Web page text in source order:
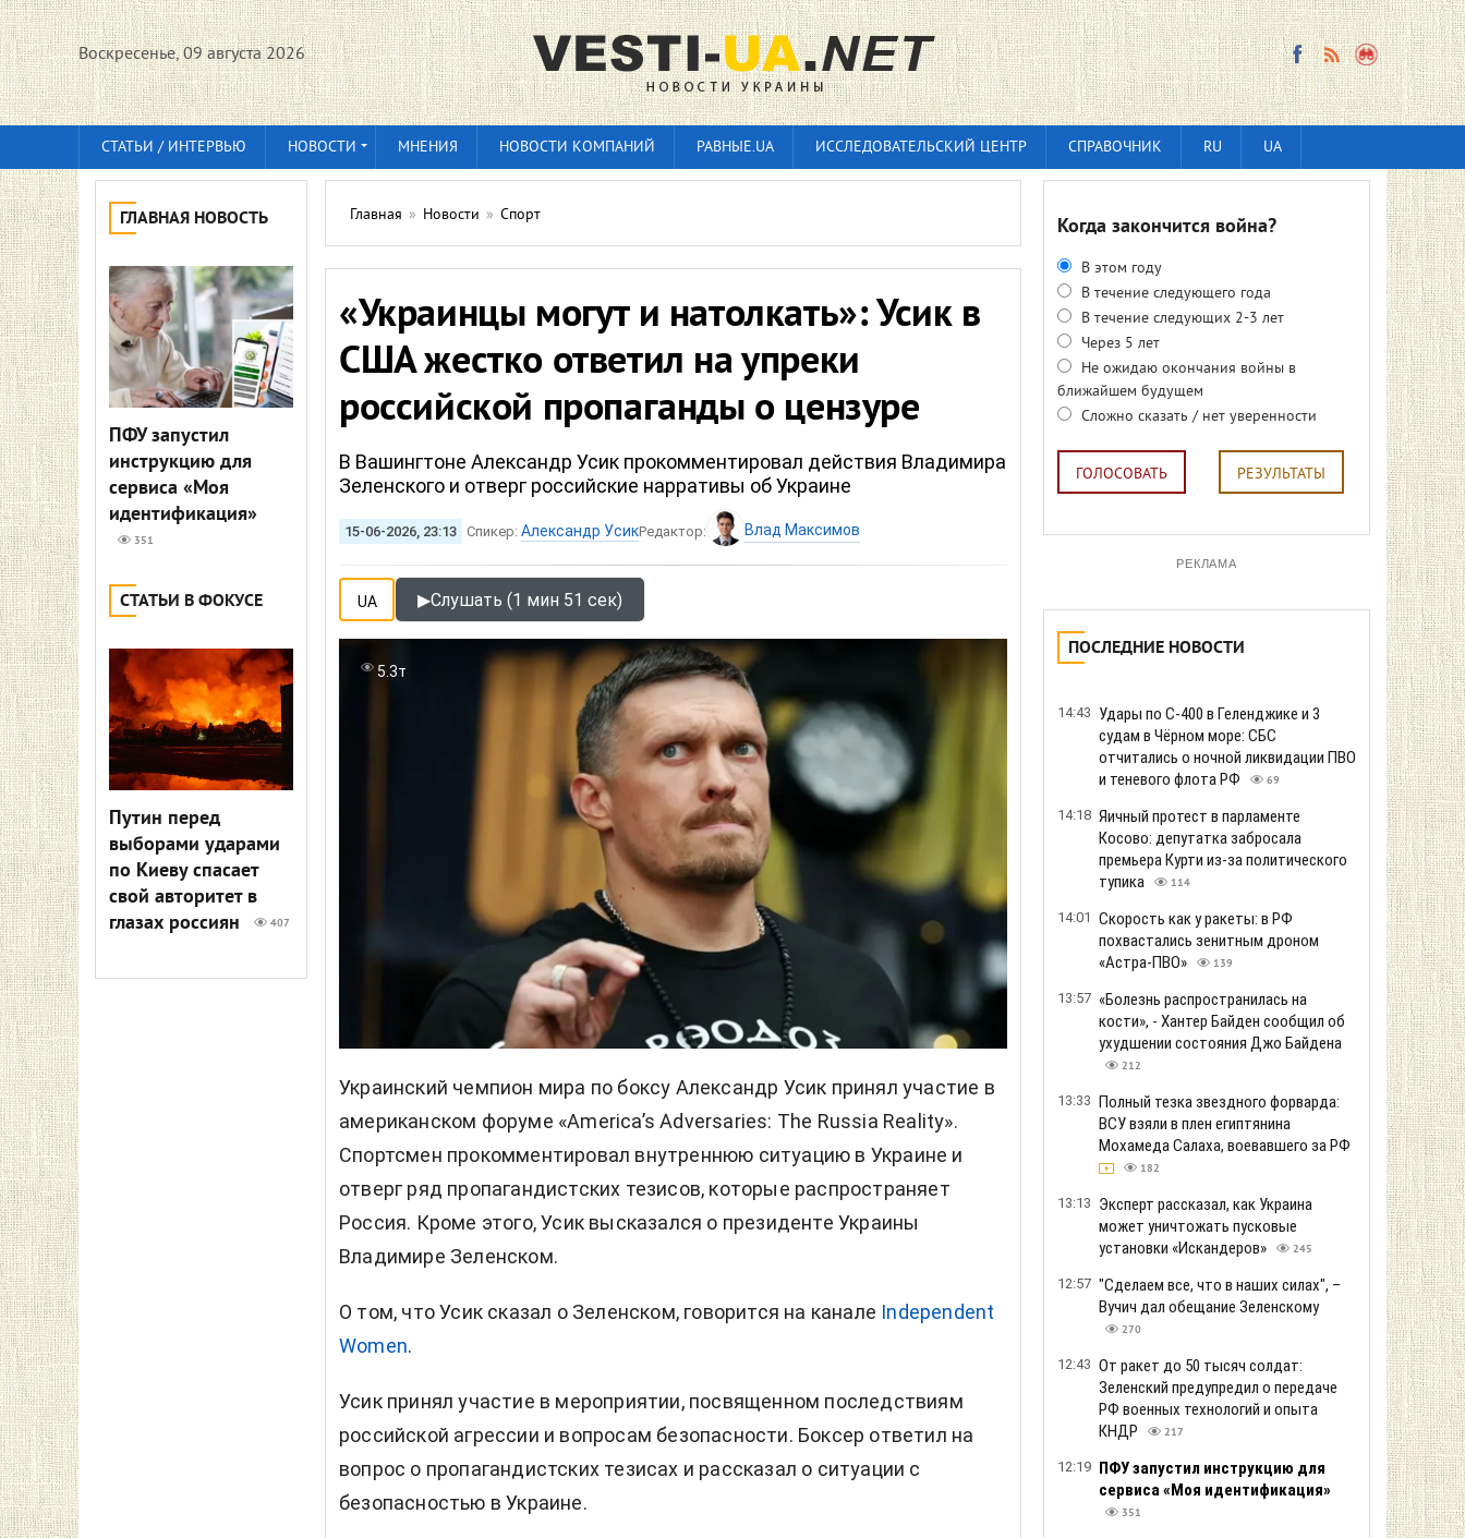
Воскресенье, 09 августа 2026
СТАТЬИ / ИНТЕРВЬЮ НОВОСТИ МНЕНИЯ НОВОСТИ КОМПАНИЙ РАВНЫЕ.UA ИССЛЕДОВАТЕЛЬСКИЙ ЦЕНТР СПРАВОЧНИК RU UA
ГЛАВНАЯ НОВОСТЬ
ПФУ запустил
инструкцию для
сервиса «Моя
идентификация»
351
СТАТЬИ В ФОКУСЕ
Путин перед
выборами ударами
по Киеву спасает
свой авторитет в
глазах россиян
407
Главная » Новости » Спорт
«Украинцы могут и натолкать»: Усик в
США жестко ответил на упреки
российской пропаганды о цензуре
В Вашингтоне Александр Усик прокомментировал действия Владимира
Зеленского и отверг российские нарративы об Украине
15-06-2026, 23:13 Спикер: Александр УсикРедактор: Влад Максимов
UA ▶Слушать (1 мин 51 сек)
5.3т
Украинский чемпион мира по боксу Александр Усик принял участие в
американском форуме «America’s Adversaries: The Russia Reality».
Спортсмен прокомментировал внутреннюю ситуацию в Украине и
отверг ряд пропагандистских тезисов, которые распространяет
Россия. Кроме этого, Усик высказался о президенте Украины
Владимире Зеленском.
О том, что Усик сказал о Зеленском, говорится на канале Independent
Women.
Усик принял участие в мероприятии, посвященном последствиям
российской агрессии и вопросам безопасности. Боксер ответил на
вопрос о пропагандистских тезисах и рассказал о ситуации с
безопасностью в Украине.
Когда закончится война?
В этом году
В течение следующего года
В течение следующих 2-3 лет
Через 5 лет
Не ожидаю окончания войны в
ближайшем будущем
Сложно сказать / нет уверенности
ГОЛОСОВАТЬ РЕЗУЛЬТАТЫ
РЕКЛАМА
ПОСЛЕДНИЕ НОВОСТИ
14:43 Удары по С-400 в Геленджике и 3
судам в Чёрном море: СБС
отчитались о ночной ликвидации ПВО
и теневого флота РФ
69
14:18 Яичный протест в парламенте
Косово: депутатка забросала
премьера Курти из-за политического
тупика
114
14:01 Скорость как у ракеты: в РФ
похвастались зенитным дроном
«Астра-ПВО»
139
13:57 «Болезнь распространилась на
кости», - Хантер Байден сообщил об
ухудшении состояния Джо Байдена
212
13:33 Полный тезка звездного форварда:
ВСУ взяли в плен египтянина
Мохамеда Салаха, воевавшего за РФ
182
13:13 Эксперт рассказал, как Украина
может уничтожать пусковые
установки «Искандеров»
245
12:57 "Сделаем все, что в наших силах", –
Вучич дал обещание Зеленскому
270
12:43 От ракет до 50 тысяч солдат:
Зеленский предупредил о передаче
РФ военных технологий и опыта
КНДР
217
12:19 ПФУ запустил инструкцию для
сервиса «Моя идентификация»
351